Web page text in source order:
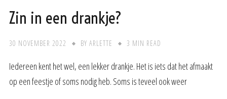
Zin in een drankje?
30 NOVEMBER 2022 BY ARLETTE 3 MIN READ
Iedereen kent het wel, een lekker drankje. Het is iets dat het afmaakt
op een feestje of soms nodig heb. Soms is teveel ook weer